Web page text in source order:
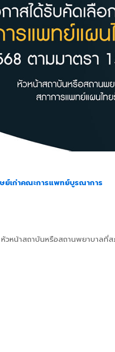
ย์เก่าคณะการแพทย์บูรณาการ
วหน้าสถาบันหรือสถานพยาบาล